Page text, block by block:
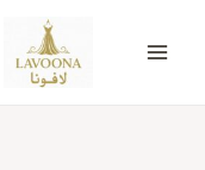
المحتوى